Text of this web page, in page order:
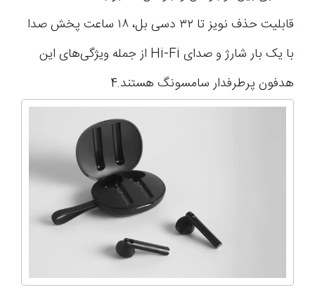
قابلیت حذف نویز تا ۳۲ دسی بل، ۱۸ ساعت پخش صدا
با یک بار شارژ و صدای Hi-Fi از جمله ویژگی‌های این
هدفون پرطرفدار سامسونگ هستند.4